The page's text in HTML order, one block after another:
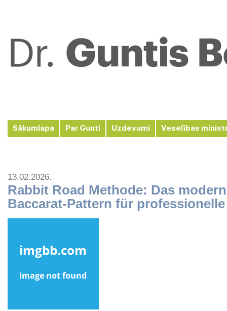
Sākumlapa Par Gunti Uzdevumi Veselības
13.02.2026.
Rabbit Road Methode: Das
Baccarat-Pattern für